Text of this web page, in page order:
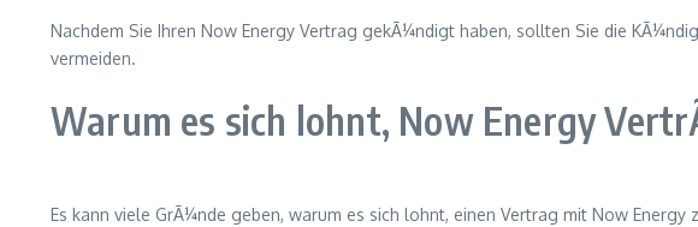
Nachdem Sie Ihren Now Energy Vertrag gekÃ¼ndigt haben, sollten Sie die
vermeiden.
Warum es sich lohnt, Now Energy
Es kann viele GrÃ¼nde geben, warum es sich lohnt, einen Vertrag mit Now